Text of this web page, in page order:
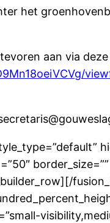
het
aan via
CVg/